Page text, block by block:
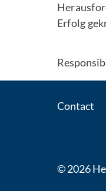
Erfolg
Contact
© 2026